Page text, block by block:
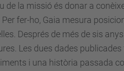
de la missió és donar a
fer-ho, Gaia mesura
Després de més de sis
Les dues dades
i una història passada